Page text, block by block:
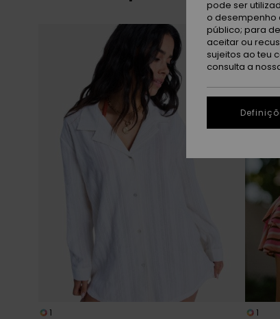
1 1
pode ser
o desempenho
público; para
aceitar ou
sujeitos ao teu
consulta a